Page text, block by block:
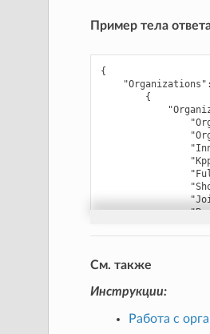
Пример тела
{
"Organizations" :
{
],
См. также
Инструкции:
Работа с